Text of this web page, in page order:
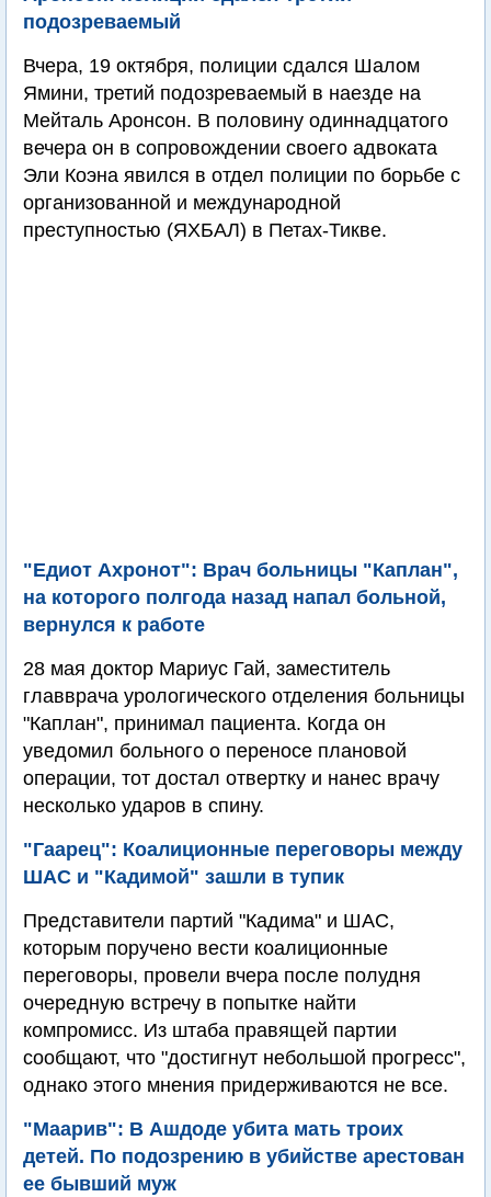
подозреваемый
Вчера, 19 октября, полиции сдался Шалом
Ямини, третий подозреваемый в наезде на
Мейталь Аронсон. В половину одиннадцатого
вечера он в сопровождении своего адвоката
Эли Коэна явился в отдел полиции по борьбе с
организованной и международной
преступностью (ЯХБАЛ) в Петах-Тикве.
"Едиот Ахронот": Врач больницы "Каплан",
на которого полгода назад напал больной,
вернулся к работе
28 мая доктор Мариус Гай, заместитель
главврача урологического отделения больницы
"Каплан", принимал пациента. Когда он
уведомил больного о переносе плановой
операции, тот достал отвертку и нанес врачу
несколько ударов в спину.
"Гаарец": Коалиционные переговоры между
ШАС и "Кадимой" зашли в тупик
Представители партий "Кадима" и ШАС,
которым поручено вести коалиционные
переговоры, провели вчера после полудня
очередную встречу в попытке найти
компромисс. Из штаба правящей партии
сообщают, что "достигнут небольшой прогресс",
однако этого мнения придерживаются не все.
"Маарив": В Ашдоде убита мать троих
детей. По подозрению в убийстве арестован
ее бывший муж